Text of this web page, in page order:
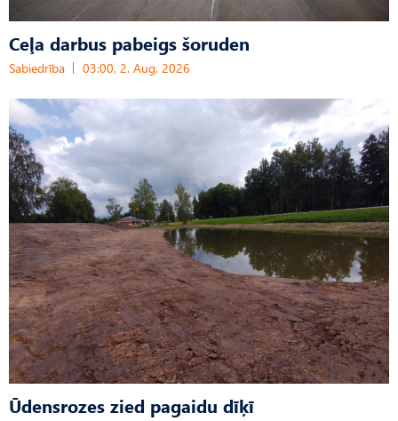
Ceļa darbus pabeigs šoruden
Sabiedrība 03:00, 2. Aug, 2026
Ūdensrozes zied pagaidu dīķī